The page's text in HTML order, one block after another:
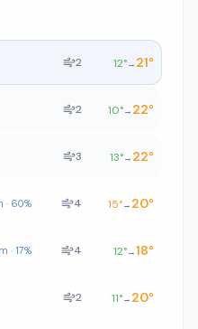
2 12°→ 21°
2 10°→ 22°
3 13°→ 22°
· 60% 4 15°→ 20°
· 17% 4 12°→18°
2 11°→ 20°